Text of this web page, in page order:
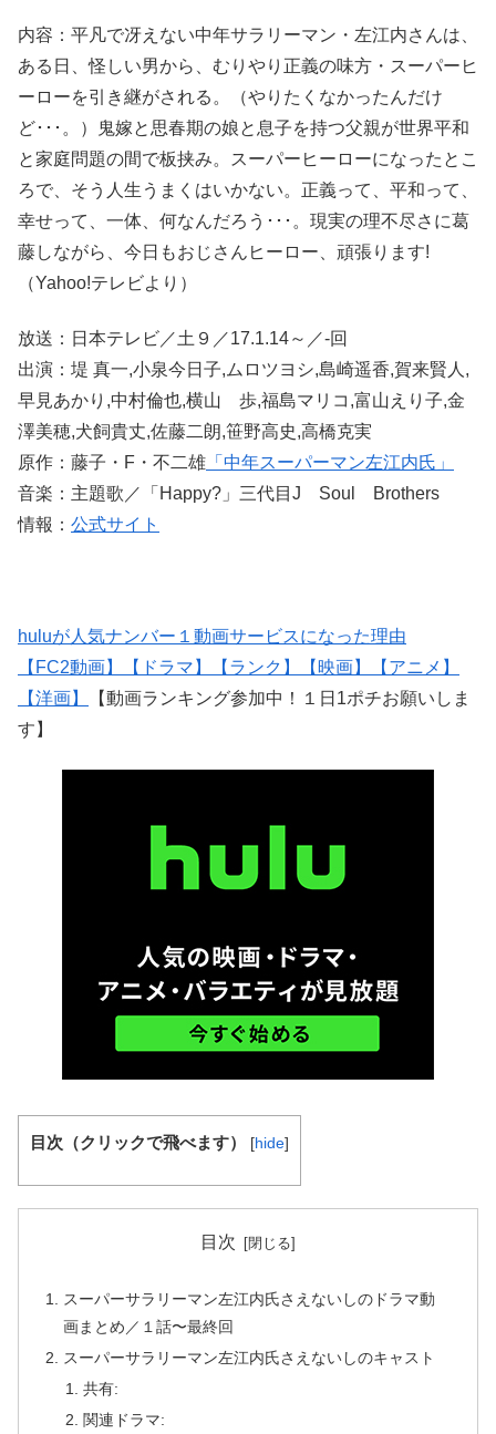
内容：平凡で冴えない中年サラリーマン・左江内さんは、
ある日、怪しい男から、むりやり正義の味方・スーパーヒ
ーローを引き継がされる。（やりたくなかったんだけ
ど･･･。）鬼嫁と思春期の娘と息子を持つ父親が世界平和
と家庭問題の間で板挟み。スーパーヒーローになったとこ
ろで、そう人生うまくはいかない。正義って、平和って、
幸せって、一体、何なんだろう･･･。現実の理不尽さに葛
藤しながら、今日もおじさんヒーロー、頑張ります!
（Yahoo!テレビより）
放送：日本テレビ／土９／17.1.14～／-回
出演：堤 真一,小泉今日子,ムロツヨシ,島崎遥香,賀来賢人,
早見あかり,中村倫也,横山 歩,福島マリコ,富山えり子,金
澤美穂,犬飼貴丈,佐藤二朗,笹野高史,高橋克実
原作：藤子・F・不二雄 「中年スーパーマン左江内氏」
音楽：主題歌／「Happy?」三代目J Soul Brothers
情報： 公式サイト
huluが人気ナンバー１動画サービスになった理由
【FC2動画】
【ドラマ】 【ランク】 【映画】
【アニメ】
【洋画】
【動画ランキング参加中！１日1ポチお願いしま
す】
目次（クリックで飛べます） [hide]
目次
スーパーサラリーマン左江内氏さえないしのドラマ動
画まとめ／１話〜最終回
スーパーサラリーマン左江内氏さえないしのキャスト
共有:
関連ドラマ: